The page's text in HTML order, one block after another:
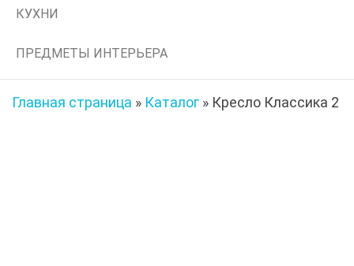
КУХНИ
ПРЕДМЕТЫ ИНТЕРЬЕРА
Главная страница » Каталог » Кресло Классика 2